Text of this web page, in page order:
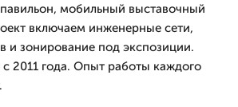
мобильный выставочный
включаем инженерные сети,
и зонирование под экспозиции.
2011 года. Опыт работы каждого